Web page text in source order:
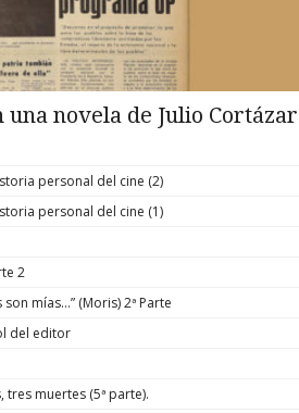
una novela de Julio Cortázar
personal del cine (2)
personal del cine (1)
2
mías…” (Moris) 2ª Parte
del editor
muertes (5ª parte).